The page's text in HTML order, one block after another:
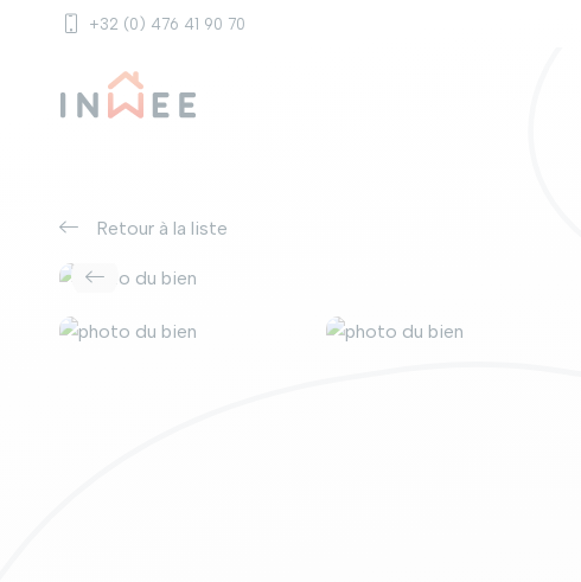
+32 (0) 476 41 90 70
Retour à la liste